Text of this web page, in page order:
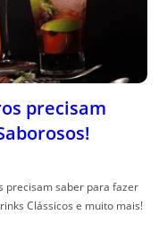
precisam
precisam saber para fazer
Clássicos e muito mais!